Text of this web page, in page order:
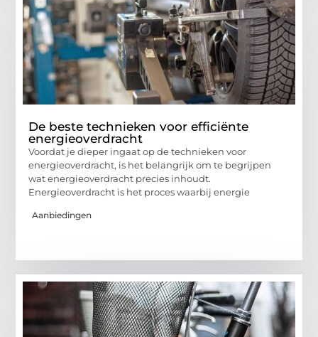
De beste technieken voor efficiënte
energieoverdracht
Voordat je dieper ingaat op de technieken voor
energieoverdracht, is het belangrijk om te begrijpen
wat energieoverdracht precies inhoudt.
Energieoverdracht is het proces waarbij energie
Aanbiedingen